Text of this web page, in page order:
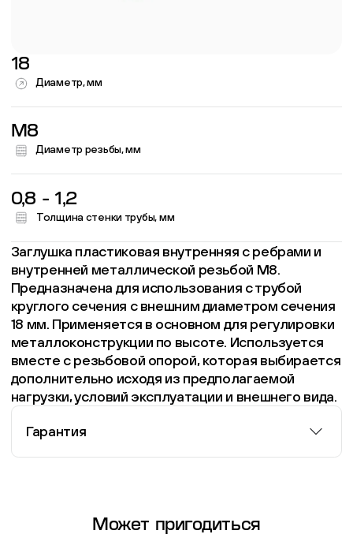
18
Диаметр, мм
M8
Диаметр резьбы, мм
0,8 - 1,2
Толщина стенки трубы, мм
Заглушка пластиковая внутренняя с ребрами и
внутренней металлической резьбой М8.
Предназначена для использования с трубой
круглого сечения с внешним диаметром сечения
18 мм. Применяется в основном для регулировки
металлоконструкции по высоте. Используется
вместе с резьбовой опорой, которая выбирается
дополнительно исходя из предполагаемой
нагрузки, условий эксплуатации и внешнего вида.
Гарантия
Информация о гарантии
Может пригодиться